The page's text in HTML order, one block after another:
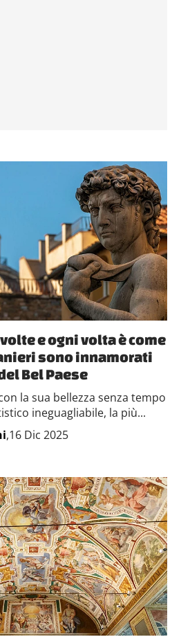
e ogni volta è come
sono innamorati
Bel Paese
la sua bellezza senza tempo
ineguagliabile, la più...
,16 Dic 2025